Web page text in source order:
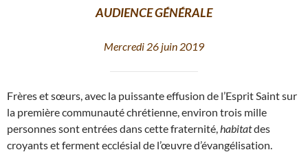
AUDIENCE GÉNÉRALE
Mercredi 26 juin 2019
Frères et sœurs, avec la puissante effusion de l’Esprit Saint sur
la première communauté chrétienne, environ trois mille
personnes sont entrées dans cette fraternité,habitatdes
croyants et ferment ecclésial de l’œuvre d’évangélisation.